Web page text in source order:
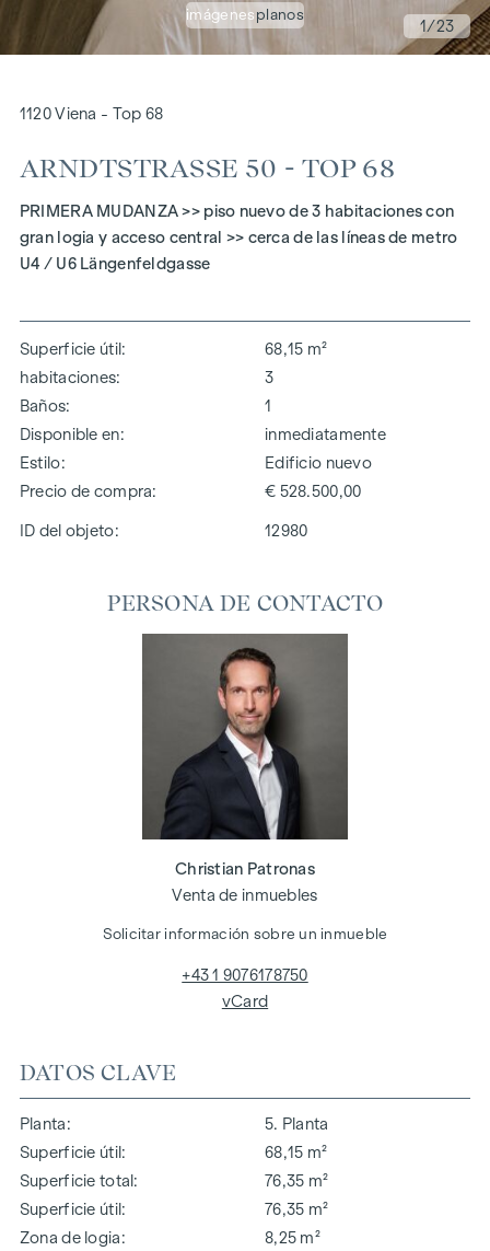
imágenes planos
1/23
1120 Viena - Top 68
ARNDTSTRASSE 50 - TOP 68
PRIMERA MUDANZA >> piso nuevo de 3 habitaciones con
gran logia y acceso central >> cerca de las líneas de metro
U4 / U6 Längenfeldgasse
Superficie útil
68,15 m²
habitaciones
3
Baños
1
Disponible en
inmediatamente
Estilo
Edificio nuevo
Precio de compra
€ 528.500,00
ID del objeto: 12980
DATOS CLAVE
Planta
5. Planta
Superficie útil
68,15 m²
Superficie total
76,35 m²
Superficie útil
76,35 m²
Zona de logia
8,25 m²
PERSONA DE CONTACTO
Christian Patronas
Venta de inmuebles
Solicitar información sobre un inmueble
+43 1 9076178750
vCard